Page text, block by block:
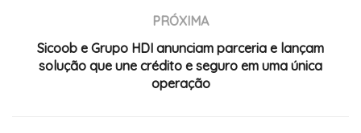
PRÓXIMA
Sicoob e Grupo HDI anunciam parceria e lançam
solução que une crédito e seguro em uma única
operação